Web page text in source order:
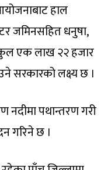
हाल
जमिनसहित धनुषा,
कुल एक लाख २२ हजार
सरकारको लक्ष्य छ ।
नदीमा पथान्तरण गरी
गरिने छ ।